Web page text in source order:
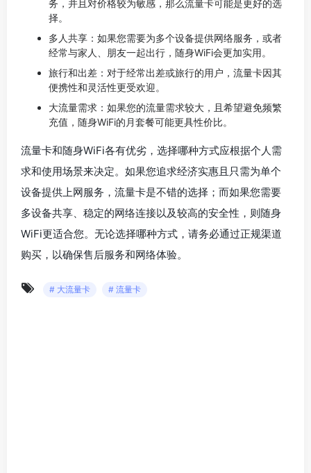
务，并且对价格较为敏感，那么流量卡可能是更好的选
择。
多人共享：如果您需要为多个设备提供网络服务，或者
经常与家人、朋友一起出行，随身WiFi会更加实用。
旅行和出差：对于经常出差或旅行的用户，流量卡因其
便携性和灵活性更受欢迎。
大流量需求：如果您的流量需求较大，且希望避免频繁
充值，随身WiFi的月套餐可能更具性价比。
流量卡和随身WiFi各有优劣，选择哪种方式应根据个人需
求和使用场景来决定。如果您追求经济实惠且只需为单个
设备提供上网服务，流量卡是不错的选择；而如果您需要
多设备共享、稳定的网络连接以及较高的安全性，则随身
WiFi更适合您。无论选择哪种方式，请务必通过正规渠道
购买，以确保售后服务和网络体验。
# 大流量卡 # 流量卡